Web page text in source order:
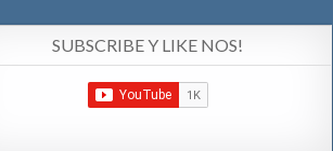
SUBSCRIBE Y LIKE NOS!